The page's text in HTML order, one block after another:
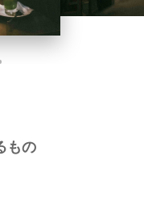
もの